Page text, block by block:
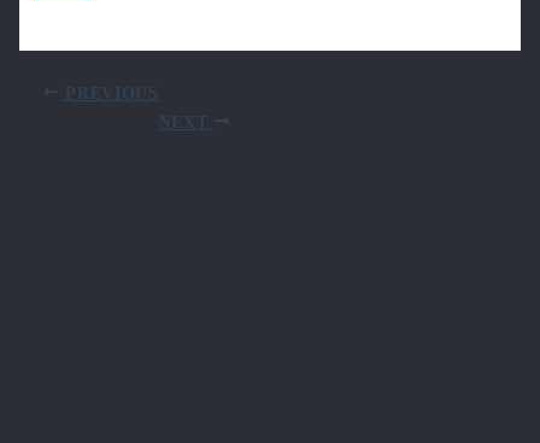
PREVIOUS
NEXT